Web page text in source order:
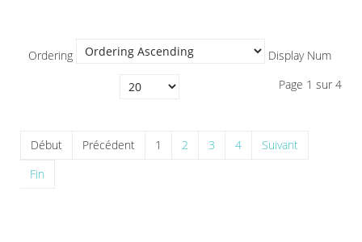
Ordering
Display Num
Page 1 sur 4
Début Précédent 1 2 3 4
Suivant
Fin